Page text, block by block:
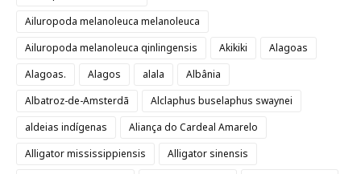
Ailuropoda melanoleuca melanoleuca
Ailuropoda melanoleuca qinlingensis
Akikiki
Alagoas
Alagoas.
Alagos alala
Albânia
Albatroz-de-Amsterdã
Alclaphus buselaphus swaynei
aldeias indígenas
Aliança do Cardeal Amarelo
Alligator mississippiensis
Alligator sinensis